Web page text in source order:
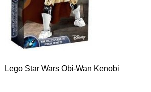
Lego Star Wars Obi-Wan Kenobi